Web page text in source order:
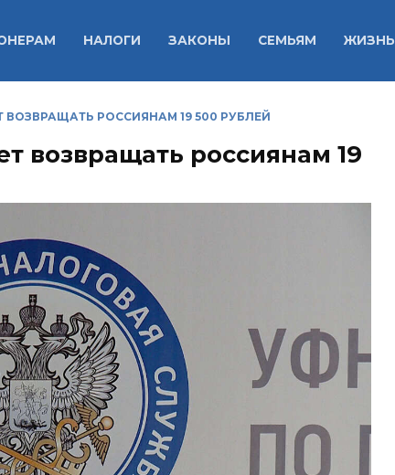
НАЛОГИ ЗАКОНЫ СЕМЬЯМ ЖИЗНЬ
РОССИЯНАМ 19 500 РУБЛЕЙ
возвращать россиянам 19